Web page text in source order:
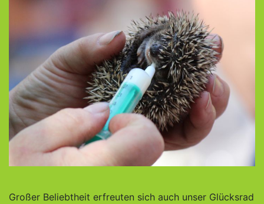
Großer Beliebtheit erfreuten sich auch unser Glücksrad